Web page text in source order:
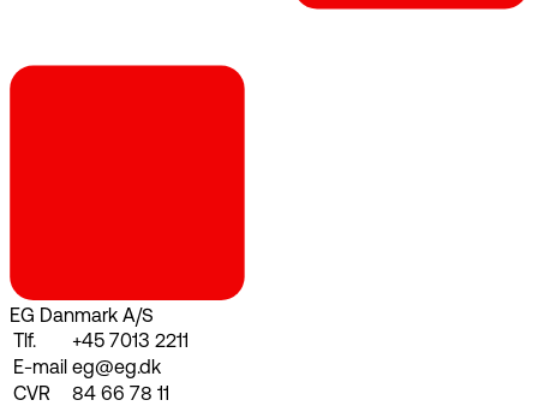
EG Danmark A/S
Tlf.
+45 7013 2211
E-mail eg@eg.dk
CVR
84 66 78 11